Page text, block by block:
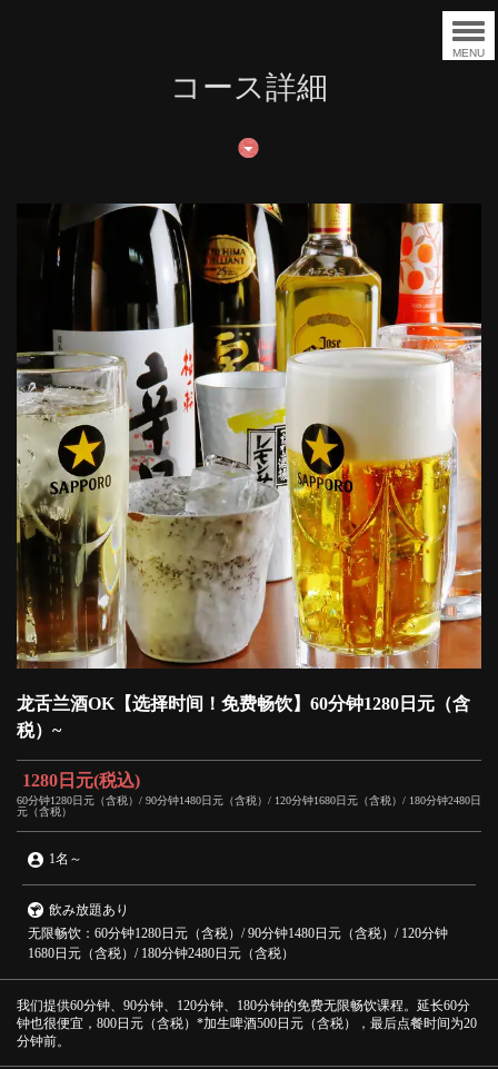
MENU
コース詳細
龙舌兰酒OK【选择时间！免费畅饮】60分钟1280日元（含
税）~
1280日元(税込)
60分钟1280日元（含税）/ 90分钟1480日元（含税）/ 120分钟1680日元（含税）/ 180分钟2480日
元（含税）
1名 ～
飲み放題あり
无限畅饮：60分钟1280日元（含税）/ 90分钟1480日元（含税）/ 120分钟
1680日元（含税）/ 180分钟2480日元（含税）
我们提供60分钟、90分钟、120分钟、180分钟的免费无限畅饮课程。延长60分
钟也很便宜，800日元（含税）*加生啤酒500日元（含税），最后点餐时间为20
分钟前。